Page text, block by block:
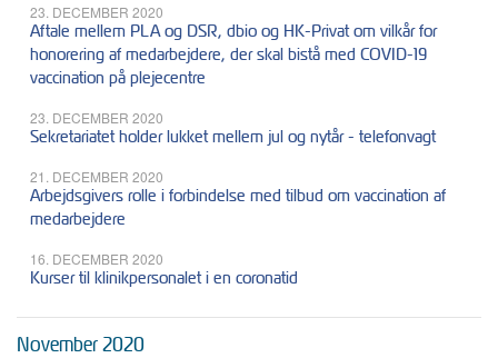
23. DECEMBER 2020
Aftale mellem PLA og DSR, dbio og HK-Privat om vilkår for
honorering af medarbejdere, der skal bistå med COVID-19
vaccination på plejecentre
23. DECEMBER 2020
Sekretariatet holder lukket mellem jul og nytår - telefonvagt
21. DECEMBER 2020
Arbejdsgivers rolle i forbindelse med tilbud om vaccination af
medarbejdere
16. DECEMBER 2020
Kurser til klinikpersonalet i en coronatid
November 2020